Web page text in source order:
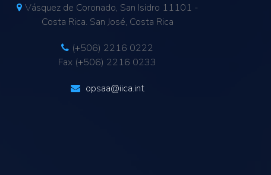
Vásquez de Coronado, San Isidro 11101 -
Costa Rica. San José, Costa Rica
(+506) 2216 0222
Fax (+506) 2216 0233
opsaa@iica.int